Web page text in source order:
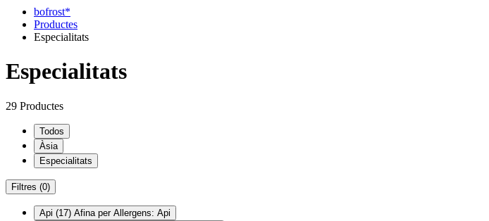
bofrost*
Productes
Especialitats
Especialitats
29 Productes
Todos
Àsia
Especialitats
Filtres (0)
Api (17) Afina per Allergens: Api